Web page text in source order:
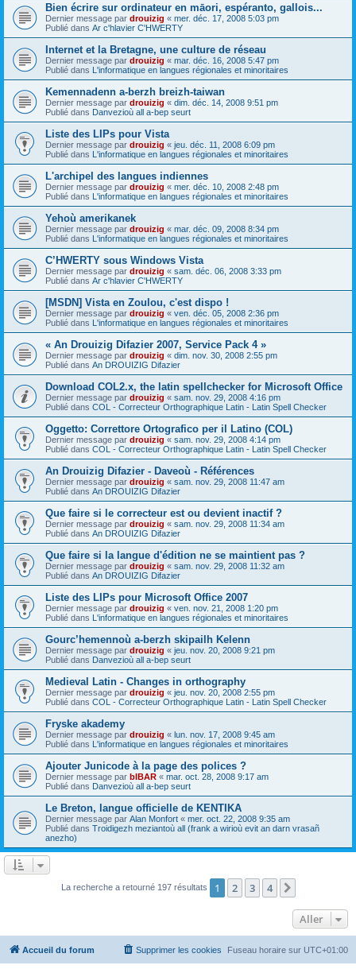
Bien écrire sur ordinateur en māori, espéranto, gallois...
Dernier message par drouizig « mer. déc. 17, 2008 5:03 pm
Publié dans Ar c'hlavier C'HWERTY
Internet et la Bretagne, une culture de réseau
Dernier message par drouizig « mar. déc. 16, 2008 5:47 pm
Publié dans L'informatique en langues régionales et minoritaires
Kemennadenn a-berzh breizh-taiwan
Dernier message par drouizig « dim. déc. 14, 2008 9:51 pm
Publié dans Danvezioù all a-bep seurt
Liste des LIPs pour Vista
Dernier message par drouizig « jeu. déc. 11, 2008 6:09 pm
Publié dans L'informatique en langues régionales et minoritaires
L'archipel des langues indiennes
Dernier message par drouizig « mer. déc. 10, 2008 2:48 pm
Publié dans L'informatique en langues régionales et minoritaires
Yehoù amerikanek
Dernier message par drouizig « mar. déc. 09, 2008 8:34 pm
Publié dans L'informatique en langues régionales et minoritaires
C’HWERTY sous Windows Vista
Dernier message par drouizig « sam. déc. 06, 2008 3:33 pm
Publié dans Ar c'hlavier C'HWERTY
[MSDN] Vista en Zoulou, c'est dispo !
Dernier message par drouizig « ven. déc. 05, 2008 2:36 pm
Publié dans L'informatique en langues régionales et minoritaires
« An Drouizig Difazier 2007, Service Pack 4 »
Dernier message par drouizig « dim. nov. 30, 2008 2:55 pm
Publié dans An DROUIZIG Difazier
Download COL2.x, the latin spellchecker for Microsoft Office
Dernier message par drouizig « sam. nov. 29, 2008 4:16 pm
Publié dans COL - Correcteur Orthographique Latin - Latin Spell Checker
Oggetto: Correttore Ortografico per il Latino (COL)
Dernier message par drouizig « sam. nov. 29, 2008 4:14 pm
Publié dans COL - Correcteur Orthographique Latin - Latin Spell Checker
An Drouizig Difazier - Daveoù - Références
Dernier message par drouizig « sam. nov. 29, 2008 11:47 am
Publié dans An DROUIZIG Difazier
Que faire si le correcteur est ou devient inactif ?
Dernier message par drouizig « sam. nov. 29, 2008 11:34 am
Publié dans An DROUIZIG Difazier
Que faire si la langue d'édition ne se maintient pas ?
Dernier message par drouizig « sam. nov. 29, 2008 11:32 am
Publié dans An DROUIZIG Difazier
Liste des LIPs pour Microsoft Office 2007
Dernier message par drouizig « ven. nov. 21, 2008 1:20 pm
Publié dans L'informatique en langues régionales et minoritaires
Gourc’hemennoù a-berzh skipailh Kelenn
Dernier message par drouizig « jeu. nov. 20, 2008 9:21 pm
Publié dans Danvezioù all a-bep seurt
Medieval Latin - Changes in orthography
Dernier message par drouizig « jeu. nov. 20, 2008 2:55 pm
Publié dans COL - Correcteur Orthographique Latin - Latin Spell Checker
Fryske akademy
Dernier message par drouizig « lun. nov. 17, 2008 9:45 am
Publié dans L'informatique en langues régionales et minoritaires
Ajouter Junicode à la page des polices ?
Dernier message par bIBAR « mar. oct. 28, 2008 9:17 am
Publié dans Danvezioù all a-bep seurt
Le Breton, langue officielle de KENTIKA
Dernier message par Alan Monfort « mer. oct. 22, 2008 9:35 am
Publié dans Troidigezh meziantoù all (frank a wirioù evit an darn vrasañ
anezho)
La recherche a retourné 197 résultats 1 2 3 4
Aller
Accueil du forum Fuseau horaire sur UTC+01:00
Supprimer les cookies